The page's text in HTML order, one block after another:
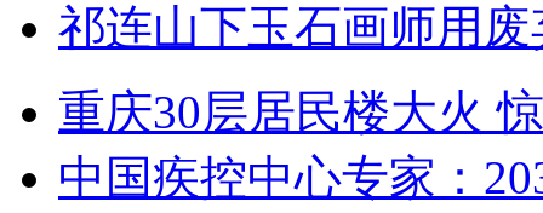
祁连山下玉石画师用
重庆30层居民楼大火
中国疾控中心专家：